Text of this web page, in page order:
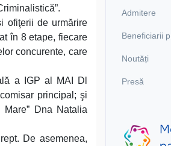
ofiţerii de urmărire
în 8 etape, fiecare
concurente, care
a IGP al MAI Dl
principal; şi
Dna Natalia
De asemenea,
Admitere
Beneficiarii
Noutăți
Presă